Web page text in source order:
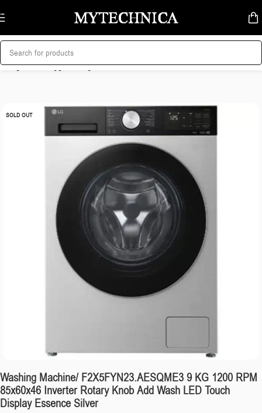
Skip to navigation
Skip to main content
მთავარი/სარეცხი მანქანა
SOLD OUT
Washing Machine/ F2X5FYN23.AESQME3 9 KG 1200 RPM
85x60x46 Inverter Rotary Knob Add Wash LED Touch
Display Essence Silver